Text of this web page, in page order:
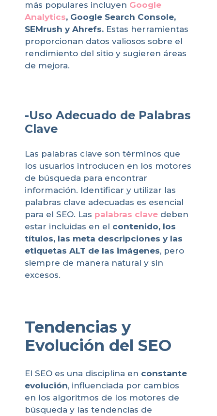
más populares incluyen Google
Analytics, Google Search Console,
SEMrush y Ahrefs. Estas herramientas
proporcionan datos valiosos sobre el
rendimiento del sitio y sugieren áreas
de mejora.
-Uso Adecuado de Palabras
Clave
Las palabras clave son términos que
los usuarios introducen en los motores
de búsqueda para encontrar
información. Identificar y utilizar las
palabras clave adecuadas es esencial
para el SEO. Las palabras clave deben
estar incluidas en el contenido, los
títulos, las meta descripciones y las
etiquetas ALT de las imágenes, pero
siempre de manera natural y sin
excesos.
Tendencias y
Evolución del SEO
El SEO es una disciplina en constante
evolución, influenciada por cambios
en los algoritmos de los motores de
búsqueda y las tendencias de